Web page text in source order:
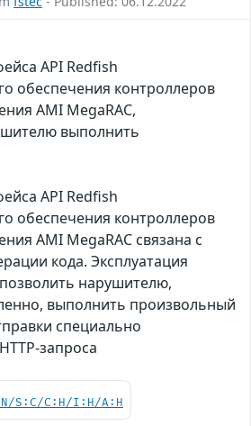
API Redfish
обеспечения контроллеров
AMI MegaRAC,
выполнить
API Redfish
обеспечения контроллеров
AMI MegaRAC связана с
кода. Эксплуатация
нарушителю,
выполнить произвольный
специально
запроса
S:C/C:H/I:H/A:H